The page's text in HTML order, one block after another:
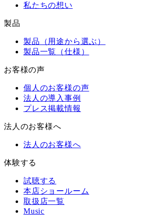
私たちの想い
製品
製品（用途から選ぶ）
製品一覧（仕様）
お客様の声
個人のお客様の声
法人の導入事例
プレス掲載情報
法人のお客様へ
法人のお客様へ
体験する
試聴する
本店ショールーム
取扱店一覧
Music